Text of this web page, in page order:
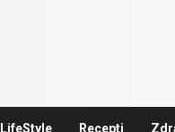
LifeStyle Recepti